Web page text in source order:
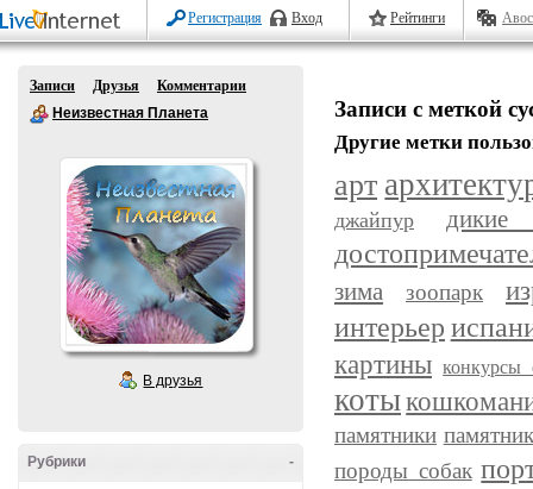
Регистрация Вход Рейтинги
Записи Друзья
Комментарии
Неизвестная Планета
В друзья
-
Рубрики
Записи с меткой
Другие метки
арт
джайпур дикие
зима зоопарк
интерьер
картины конкурсы
коты
памятники
породы собак